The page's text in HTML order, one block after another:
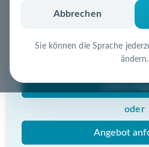
Abbrechen
Sie können die Sprache
ändern.
Schnell, sicher und
Gebot
oder
Angebot